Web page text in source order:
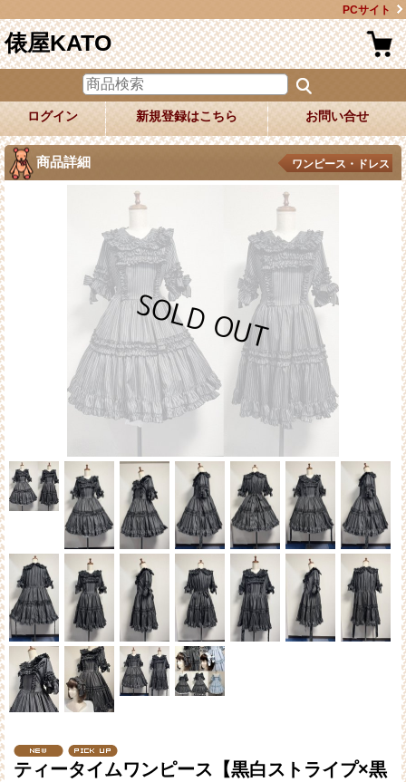
PCサイト
俵屋KATO
ログイン 新規登録はこちら お問い合せ
商品詳細 ワンピース・ドレス
ティータイムワンピース【黒白ストライプ×黒